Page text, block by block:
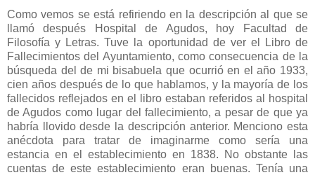
Como vemos se está refiriendo en la descripción al que se
llamó después Hospital de Agudos, hoy Facultad de
Filosofía y Letras. Tuve la oportunidad de ver el Libro de
Fallecimientos del Ayuntamiento, como consecuencia de la
búsqueda del de mi bisabuela que ocurrió en el año 1933,
cien años después de lo que hablamos, y la mayoría de los
fallecidos reflejados en el libro estaban referidos al hospital
de Agudos como lugar del fallecimiento, a pesar de que ya
habría llovido desde la descripción anterior. Menciono esta
anécdota para tratar de imaginarme como sería una
estancia en el establecimiento en 1838. No obstante las
cuentas de este establecimiento eran buenas. Tenía una